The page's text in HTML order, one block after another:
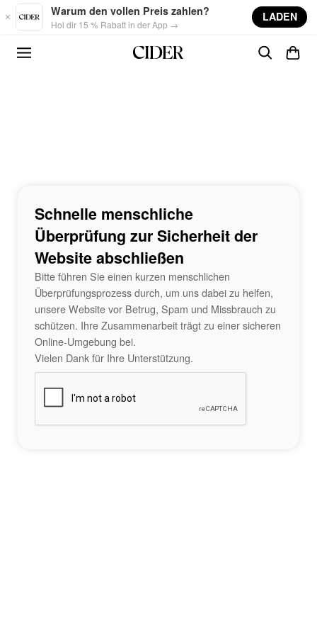
Skip to main content
Warum den vollen Preis zahlen?
Hol dir 15 % Rabatt in der App →
LADEN
Schnelle menschliche
Überprüfung zur Sicherheit der
Website abschließen
Bitte führen Sie einen kurzen menschlichen
Überprüfungsprozess durch, um uns dabei zu helfen,
unsere Website vor Betrug, Spam und Missbrauch zu
schützen. Ihre Zusammenarbeit trägt zu einer sicheren
Online-Umgebung bei.
Vielen Dank für Ihre Unterstützung.